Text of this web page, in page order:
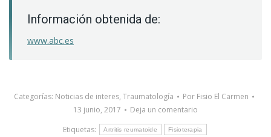
Información obtenida de:
www.abc.es
Categorías: Noticias de interes, Traumatología Por Fisio El Carmen
13 junio, 2017
Deja un comentario
Etiquetas:
Artritis reumatoide Fisioterapia